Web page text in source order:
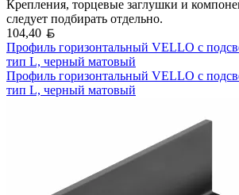
Крепления, торцевые заглушки и
следует подбирать отдельно.
104,40
Профиль горизонтальный VELLO с
тип L, черный матовый
Профиль горизонтальный VELLO с
тип L, черный матовый